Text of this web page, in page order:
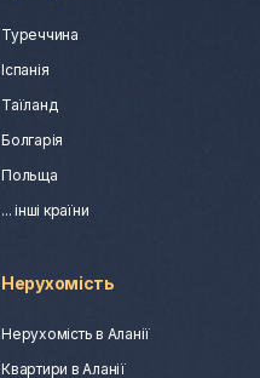
Туреччина
Іспанія
Таїланд
Болгарія
Польща
... інші країни
Нерухомість
Нерухомість в Аланії
Квартири в Аланії